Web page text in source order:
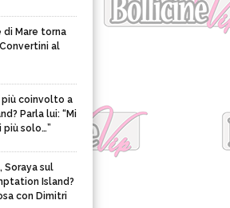
di Mare torna
al
più coinvolto a
Parla lui: “Mi
solo…”
Soraya sul
Island?
con Dimitri